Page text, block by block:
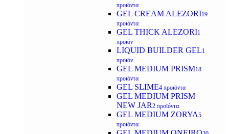
προϊόντα
GEL CREAM ALEZORI19
προϊόντα
GEL THICK ALEZORI1
προϊόν
LIQUID BUILDER GEL1
προϊόν
GEL MEDIUM PRISM18
προϊόντα
GEL SLIME4 προϊόντα
GEL MEDIUM PRISM
NEW JAR2 προϊόντα
GEL MEDIUM ZORYA5
προϊόντα